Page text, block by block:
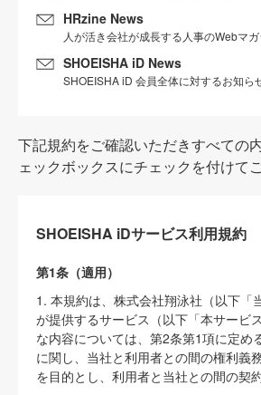
HRzine News
人が活き会社が成長する人事のWebマ
SHOEISHA iD News
SHOEISHA iD 会員全体に対するお知ら
下記規約をご確認いただきすべての
ェックボックスにチェックを付けて
SHOEISHA iDサービス利用規約
第1条（適用）
1. 本規約は、株式会社翔泳社（以下「
が提供するサービス（以下「本サービ
な内容については、第2条第1項に定め
に関し、当社と利用者との間の権利義
を目的とし、利用者と当社との間の契